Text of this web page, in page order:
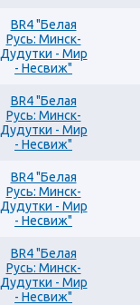
BR4 "Белая
Русь: Минск-
Дудутки - Мир
- Несвиж"
BR4 "Белая
Русь: Минск-
Дудутки - Мир
- Несвиж"
BR4 "Белая
Русь: Минск-
Дудутки - Мир
- Несвиж"
BR4 "Белая
Русь: Минск-
Дудутки - Мир
- Несвиж"